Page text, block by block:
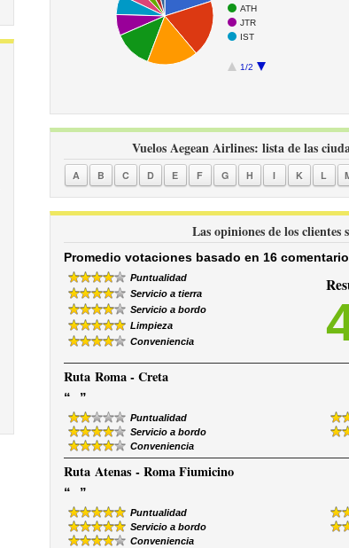
ATH
JTR
IST
1/2
Vuelos Aegean Airlines: lista de las
A B C D E F G H I K L
Las opiniones de los clientes
Promedio votaciones basado en 16
Puntualidad
Servicio a tierra
Servicio a bordo
Limpieza
Conveniencia
Ruta Roma - Creta
“ ”
Puntualidad
Servicio a bordo
Conveniencia
Ruta Atenas - Roma Fiumicino
“ ”
Puntualidad
Servicio a bordo
Conveniencia